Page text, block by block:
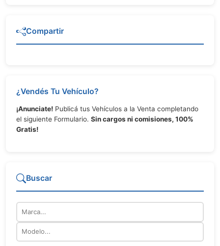
Compartir
¿Vendés Tu Vehículo?
¡Anunciate! Publicá tus Vehículos a la Venta completando
el siguiente Formulario. Sin cargos ni comisiones, 100%
Gratis!
Buscar
Marca
Modelo